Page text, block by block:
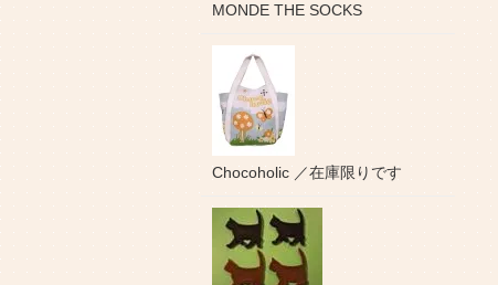
MONDE THE SOCKS
Chocoholic ／在庫限りです